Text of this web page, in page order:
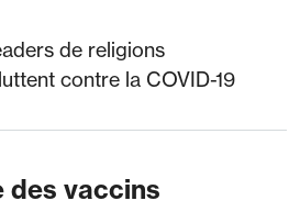
de religions
contre la COVID-19
des vaccins